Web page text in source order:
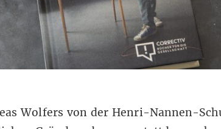
Wolfers von der Henri-Nannen-